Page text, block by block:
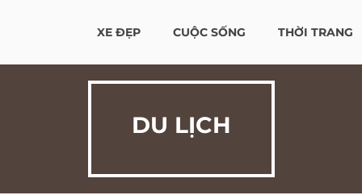
XE ĐẸP CUỘC SỐNG THỜI TRANG
DU LỊCH